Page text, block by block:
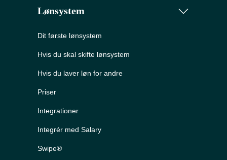
Lønsystem
Dit første lønsystem
Hvis du skal skifte lønsystem
Hvis du laver løn for andre
Priser
Integrationer
Integrér med Salary
Swipe®